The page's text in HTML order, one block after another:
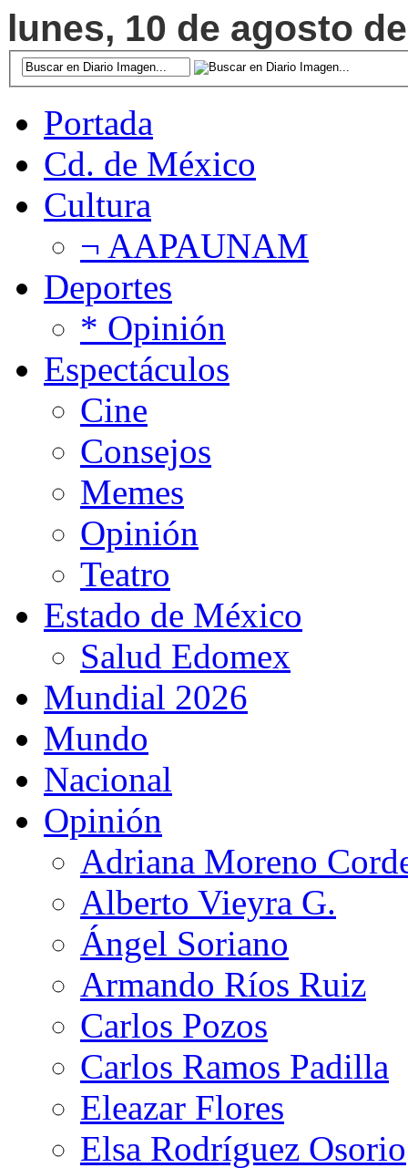
lunes, 10 de agosto
Portada
Cd. de México
Cultura
¬ AAPAUNAM
Deportes
* Opinión
Espectáculos
Cine
Consejos
Memes
Opinión
Teatro
Estado de México
Salud Edomex
Mundial 2026
Mundo
Nacional
Opinión
Adriana Moreno
Alberto Vieyra G.
Ángel Soriano
Armando Ríos Ruiz
Carlos Pozos
Carlos Ramos Padilla
Eleazar Flores
Elsa Rodríguez Osorio